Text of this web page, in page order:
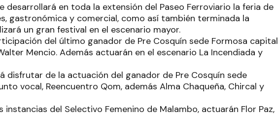
desarrollará en toda la extensión del Paseo Ferroviario la feria de
gastronómica y comercial, como así también terminada la
un gran festival en el escenario mayor.
del último ganador de Pre Cosquín sede Formosa capital
Mencio. Además actuarán en el escenario La Incendiada y
disfrutar de la actuación del ganador de Pre Cosquín sede
vocal, Reencuentro Qom, además Alma Chaqueña, Chircal y
instancias del Selectivo Femenino de Malambo, actuarán Flor Paz,